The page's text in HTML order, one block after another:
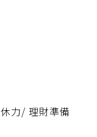
力/ 理財準備